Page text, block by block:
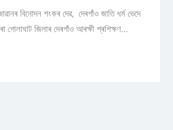
বিনোদন শংকৰ দেৱ, দেৰগাঁও জাতি ধৰ্ম ভেদে
গোলাঘাট জিলাৰ দেৰগাঁও আৰক্ষী প্ৰশিক্ষণ...